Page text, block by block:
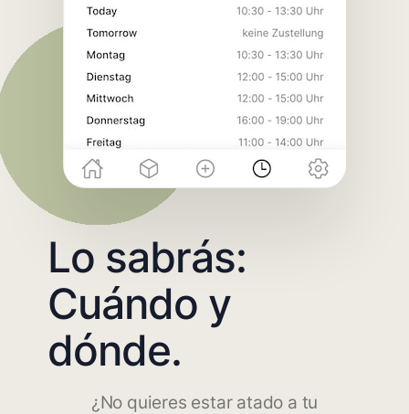
Lo sabrás:
Cuándo y
dónde.
¿No quieres estar atado a tu